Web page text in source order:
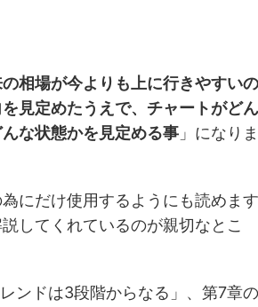
相場が今よりも上に行きやすいの
見定めたうえで、チャートがどん
な状態かを見定める事 」になりま
にだけ使用するようにも読めます
してくれているのが親切なとこ
ンドは3段階からなる」、第7章の